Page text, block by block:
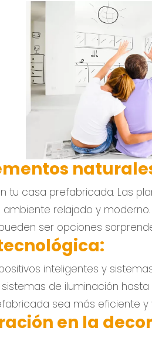
tu casa prefabricada. Las
relajado y
ser opciones
inteligentes y
de iluminación
sea más eficiente y
en la